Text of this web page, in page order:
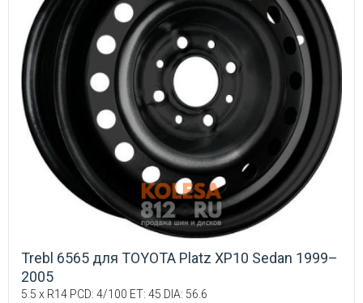
Trebl 6565 для TOYOTA Platz XP10 Sedan 1999–
2005
5.5 x R14 PCD: 4/100 ET: 45 DIA: 56.6